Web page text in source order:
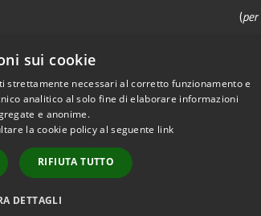
(
sui cookie
strettamente necessari al corretto funzionamento e
analitico al solo fine di elaborare informazioni
e anonime.
la cookie policy al seguente link
RIFIUTA TUTTO
DETTAGLI